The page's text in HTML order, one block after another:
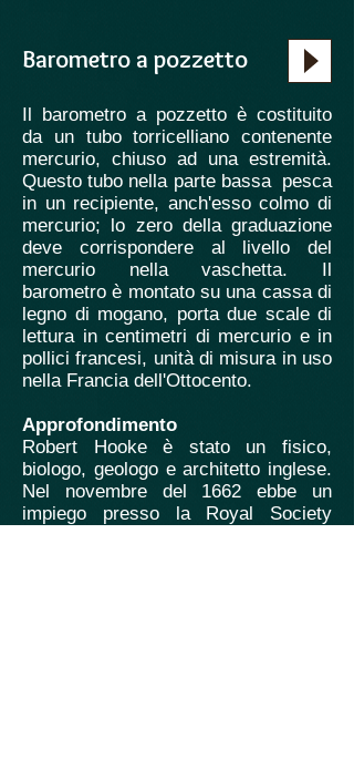
Barometro a pozzetto
Il barometro a pozzetto è costituito
da un tubo torricelliano contenente
mercurio, chiuso ad una estremità.
Questo tubo nella parte bassa pesca
in un recipiente, anch'esso colmo di
mercurio; lo zero della graduazione
deve corrispondere al livello del
mercurio nella vaschetta. Il
barometro è montato su una cassa di
legno di mogano, porta due scale di
lettura in centimetri di mercurio e in
pollici francesi, unità di misura in uso
nella Francia dell'Ottocento.
Approfondimento
Robert Hooke è stato un fisico,
biologo, geologo e architetto inglese.
Nel novembre del 1662 ebbe un
impiego presso la Royal Society